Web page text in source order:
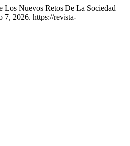
Los Nuevos Retos De La Sociedad
7, 2026. https://revista-